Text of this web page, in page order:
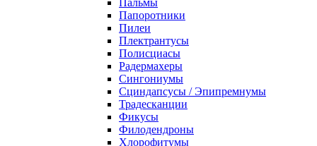
Папоротники
Пилеи
Плектрантусы
Полисциасы
Радермахеры
Сингониумы
Сциндапсусы / Эпипремнумы
Традесканции
Фикусы
Филодендроны
Хлорофитумы